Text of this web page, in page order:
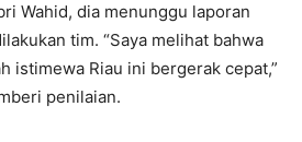
Wahid, dia menunggu laporan
tim. “Saya melihat bahwa
istimewa Riau ini bergerak cepat,”
penilaian.